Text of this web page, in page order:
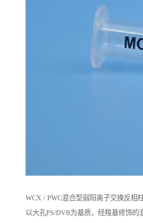
WCX / PWC混合型弱阳离子交换反
以大孔PS/DVB为基质，经羧基修饰的